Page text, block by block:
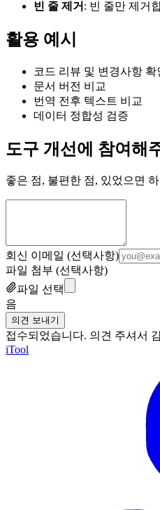
빈 줄 제거 : 빈 줄만 제거
활용 예시
코드 리뷰 및 변경사항 확
문서 버전 비교
번역 전후 텍스트 비교
데이터 정합성 검증
도구 개선에 참여해
좋은 점, 불편한 점, 있었으면
회신 이메일 (선택사항)
파일 첨부 (선택사항)
파일 선택
음
의견 보내기
접수되었습니다. 의견 주셔서
iTool